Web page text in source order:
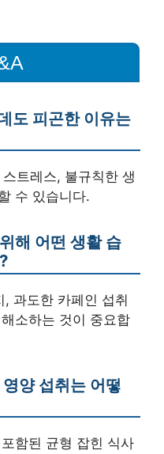
도 피곤한 이유는
트레스, 불규칙한 생
수 있습니다.
해 어떤 생활 습
과도한 카페인 섭취
소하는 것이 중요합
양 섭취는 어떻
함된 균형 잡힌 식사